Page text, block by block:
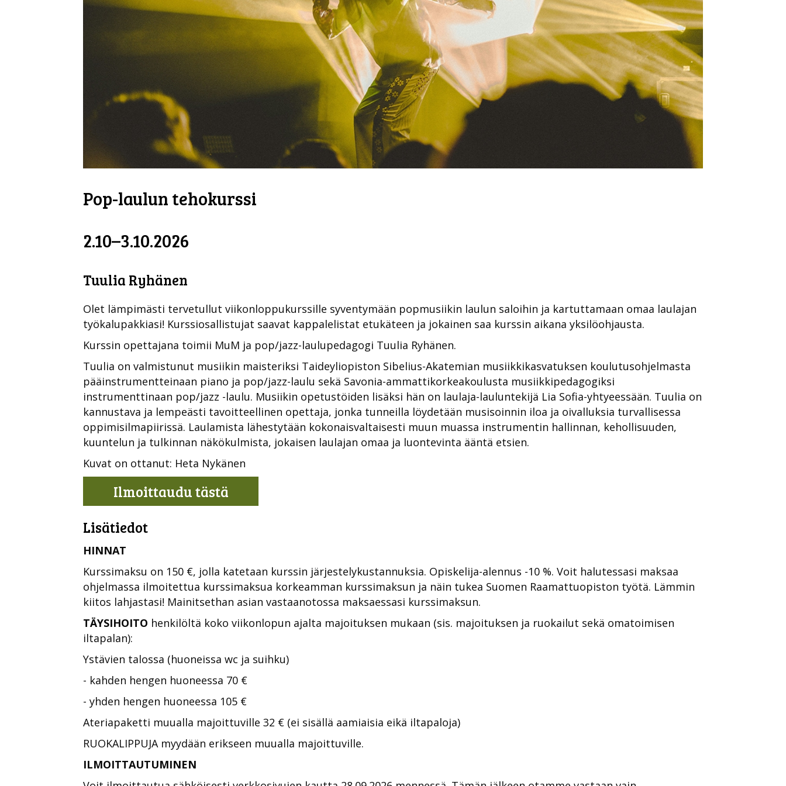
Pop-laulun tehokurssi
2.10–3.10.2026
Tuulia Ryhänen
Olet lämpimästi tervetullut viikonloppukurssille syventymään popmusiikin laulun saloihin ja kartuttamaan omaa laulajan
työkalupakkiasi! Kurssiosallistujat saavat kappalelistat etukäteen ja jokainen saa kurssin aikana yksilöohjausta.
Kurssin opettajana toimii MuM ja pop/jazz-laulupedagogi Tuulia Ryhänen.
Tuulia on valmistunut musiikin maisteriksi Taideyliopiston Sibelius-Akatemian musiikkikasvatuksen koulutusohjelmasta
pääinstrumentteinaan piano ja pop/jazz-laulu sekä Savonia-ammattikorkeakoulusta musiikkipedagogiksi
instrumenttinaan pop/jazz -laulu. Musiikin opetustöiden lisäksi hän on laulaja-lauluntekijä Lia Sofia-yhtyeessään. Tuulia on
kannustava ja lempeästi tavoitteellinen opettaja, jonka tunneilla löydetään musisoinnin iloa ja oivalluksia turvallisessa
oppimisilmapiirissä. Laulamista lähestytään kokonaisvaltaisesti muun muassa instrumentin hallinnan, kehollisuuden,
kuuntelun ja tulkinnan näkökulmista, jokaisen laulajan omaa ja luontevinta ääntä etsien.
Kuvat on ottanut: Heta Nykänen
Ilmoittaudu tästä
Lisätiedot
HINNAT
Kurssimaksu on 150 €, jolla katetaan kurssin järjestelykustannuksia. Opiskelija-alennus -10 %. Voit halutessasi maksaa
ohjelmassa ilmoitettua kurssimaksua korkeamman kurssimaksun ja näin tukea Suomen Raamattuopiston työtä. Lämmin
kiitos lahjastasi! Mainitsethan asian vastaanotossa maksaessasi kurssimaksun.
TÄYSIHOITO henkilöltä koko viikonlopun ajalta majoituksen mukaan (sis. majoituksen ja ruokailut sekä omatoimisen
iltapalan):
Ystävien talossa (huoneissa wc ja suihku)
- kahden hengen huoneessa 70 €
- yhden hengen huoneessa 105 €
Ateriapaketti muualla majoittuville 32 € (ei sisällä aamiaisia eikä iltapaloja)
RUOKALIPPUJA myydään erikseen muualla majoittuville.
ILMOITTAUTUMINEN